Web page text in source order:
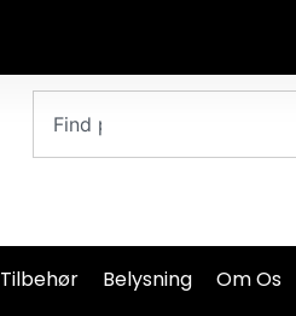
Tilbehør Belysning Om Os